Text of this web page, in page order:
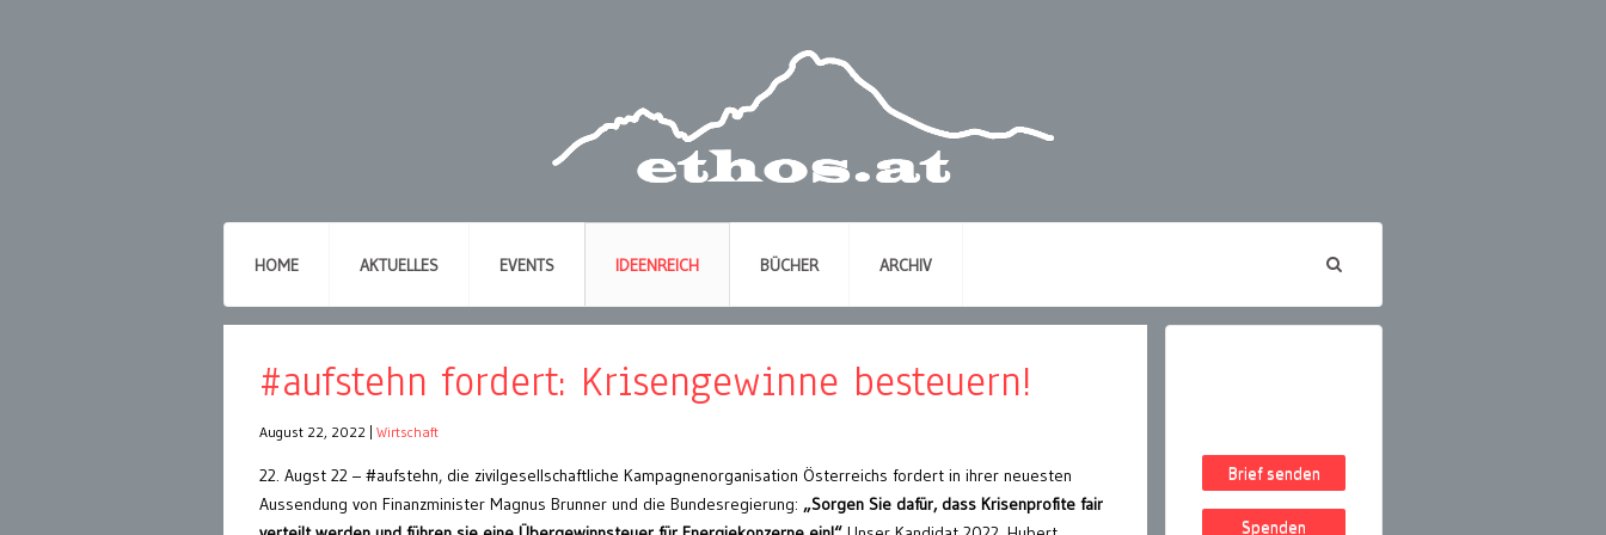
HOME AKTUELLES EVENTS IDEENREICH BÜCHER ARCHIV
#aufstehn fordert: Krisengewinne besteuern!
August 22, 2022 Wirtschaft
22. Augst 22 – #aufstehn, die zivilgesellschaftliche Kampagnenorganisation Österreichs fordert in ihrer neuesten
Aussendung von Finanzminister Magnus Brunner und die Bundesregierung: „Sorgen Sie dafür, dass Krisenprofite fair
Brief senden
Spenden